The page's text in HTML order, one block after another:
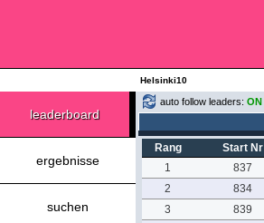
Helsinki10
leaderboard
ergebnisse
suchen
auto follow leaders: ON
Rang Start Nr
1
837
2
834
3
839